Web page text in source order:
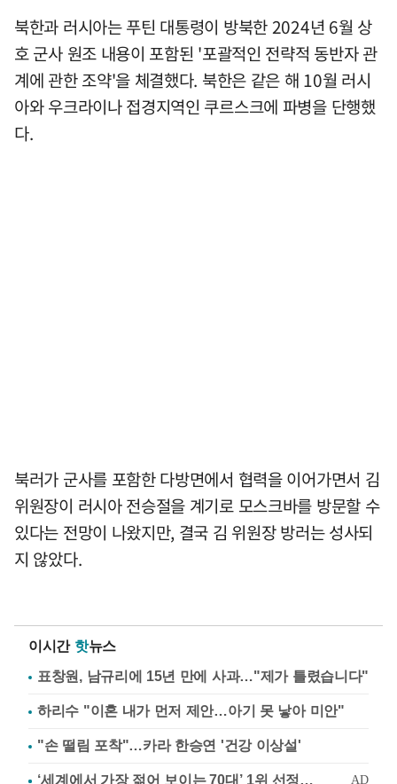
북한과 러시아는 푸틴 대통령이 방북한 2024년 6월 상
호 군사 원조 내용이 포함된 '포괄적인 전략적 동반자 관
계에 관한 조약'을 체결했다. 북한은 같은 해 10월 러시
아와 우크라이나 접경지역인 쿠르스크에 파병을 단행했
다.
북러가 군사를 포함한 다방면에서 협력을 이어가면서 김
위원장이 러시아 전승절을 계기로 모스크바를 방문할 수
있다는 전망이 나왔지만, 결국 김 위원장 방러는 성사되
지 않았다.
이시간 핫뉴스
표창원, 남규리에 15년 만에 사과…"제가 틀렸습니다"
하리수 "이혼 내가 먼저 제안…아기 못 낳아 미안"
"손 떨림 포착"…카라 한승연 '건강 이상설'